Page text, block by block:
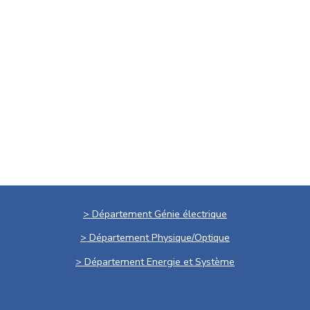
> Département Génie électrique
> Département Physique/Optique
> Département Energie et Système